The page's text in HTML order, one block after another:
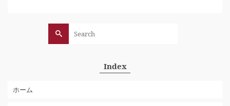
Search
for:
Index
ホーム